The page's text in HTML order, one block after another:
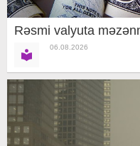
Rəsmi valyuta
06.08.2026